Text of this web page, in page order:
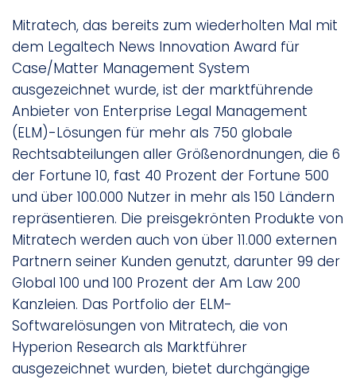
Mitratech, das bereits zum wiederholten Mal mit
dem Legaltech News Innovation Award für
Case/Matter Management System
ausgezeichnet wurde, ist der marktführende
Anbieter von Enterprise Legal Management
(ELM)-Lösungen für mehr als 750 globale
Rechtsabteilungen aller Größenordnungen, die 6
der Fortune 10, fast 40 Prozent der Fortune 500
und über 100.000 Nutzer in mehr als 150 Ländern
repräsentieren. Die preisgekrönten Produkte von
Mitratech werden auch von über 11.000 externen
Partnern seiner Kunden genutzt, darunter 99 der
Global 100 und 100 Prozent der Am Law 200
Kanzleien. Das Portfolio der ELM-
Softwarelösungen von Mitratech, die von
Hyperion Research als Marktführer
ausgezeichnet wurden, bietet durchgängige